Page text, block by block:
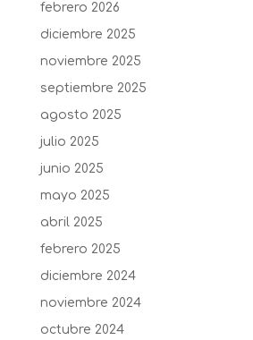
febrero 2026
diciembre 2025
noviembre 2025
septiembre 2025
agosto 2025
julio 2025
junio 2025
mayo 2025
abril 2025
febrero 2025
diciembre 2024
noviembre 2024
octubre 2024